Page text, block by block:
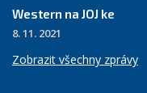
Western na JOJ ke
8. 11. 2021
Zobrazit všechny zprávy